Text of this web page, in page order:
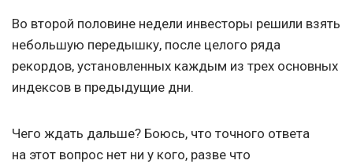
Во второй половине недели инвесторы решили взять
небольшую передышку, после целого ряда
рекордов, установленных каждым из трех основных
индексов в предыдущие дни.
Чего ждать дальше? Боюсь, что точного ответа
на этот вопрос нет ни у кого, разве что